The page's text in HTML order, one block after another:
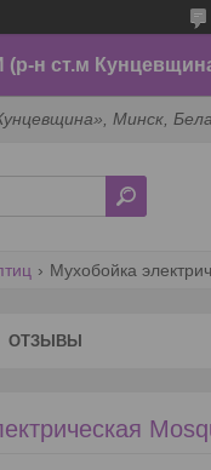
н ст.м
Минск,
Мухобойка
ОТЗЫВЫ